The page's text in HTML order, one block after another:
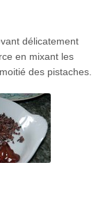
délicatement
en mixant les
des pistaches.